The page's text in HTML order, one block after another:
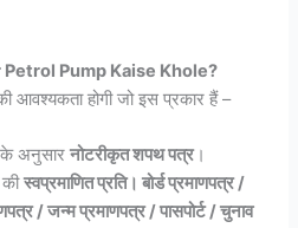
Pump Kaise Khole?
आवश्यकता होगी जो इस प्रकार हैं –
के अनुसारनोटरीकृत शपथ पत्र।
स्वप्रमाणित प्रति। बोर्ड प्रमाणपत्र /
/ जन्म प्रमाणपत्र / पासपोर्ट / चुनाव